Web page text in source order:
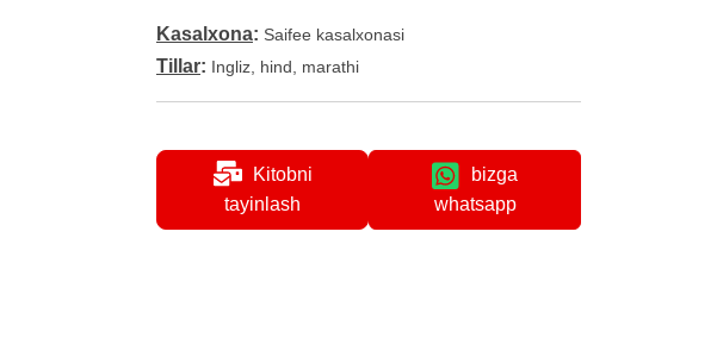
Kasalxona: Saifee kasalxonasi
Tillar: Ingliz, hind, marathi
Kitobni
tayinlash
bizga
whatsapp